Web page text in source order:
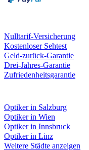
Nulltarif-Versicherung
Kostenloser Sehtest
Geld-zurück-Garantie
Drei-Jahres-Garantie
Zufriedenheitsgarantie
Optiker in Salzburg
Optiker in Wien
Optiker in Innsbruck
Optiker in Linz
Weitere Städte anzeigen